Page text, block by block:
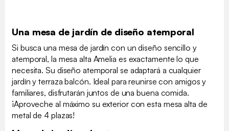
Una mesa de jardín de diseño atemporal
Si busca una mesa de jardín con un diseño sencillo y
atemporal, la mesa alta Amelia es exactamente lo que
necesita. Su diseño atemporal se adaptará a cualquier
jardín y terraza balcón. Ideal para reunirse con amigos y
familiares, disfrutarán juntos de una buena comida.
¡Aproveche al máximo su exterior con esta mesa alta de
metal de 4 plazas!